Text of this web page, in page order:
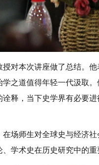
授对本次讲座做了总结。
之道值得年轻一代汲取
诠释，当下史学界有必要
在场师生对全球史与经济
学术史在历史研究中的重